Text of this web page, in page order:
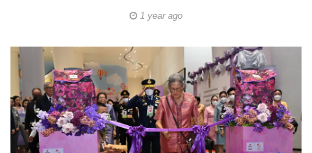
1 year ago